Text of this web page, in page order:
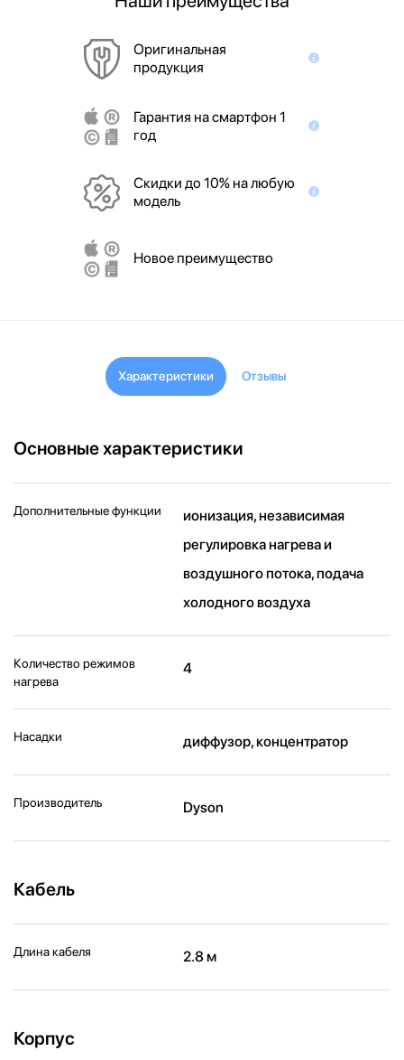
Оригинальная
продукция
Гарантия на смартфон 1
год
Скидки до 10% на любую
модель
Новое преимущество
Характеристики Отзывы
Основные характеристики
Дополнительные функции
ионизация, независимая
регулировка нагрева и
воздушного потока, подача
холодного воздуха
Количество режимов
нагрева
4
Насадки диффузор, концентратор
Производитель Dyson
Кабель
Длина кабеля 2.8 м
Корпус